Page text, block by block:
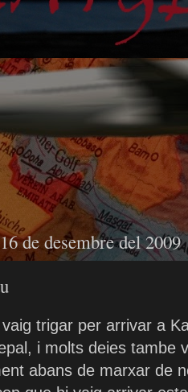
de desembre del 2009
trigar per arrivar a
i molts deies tambe
abans de marxar de